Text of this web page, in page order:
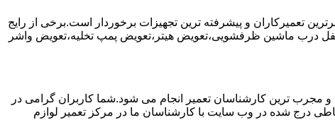
تعمیرکاران و پیشرفته ترین تجهیزات برخوردار است.برخی از رایج
درب ماشین ظرفشویی،تعویض هیتر،تعویض پمپ تخلیه،تعویض واشر
ترین کارشناسان تعمیر انجام می شود.شما کاربران گرامی در
درج شده در وب سایت با کارشناسان ما در مرکز تعمیر لوازم